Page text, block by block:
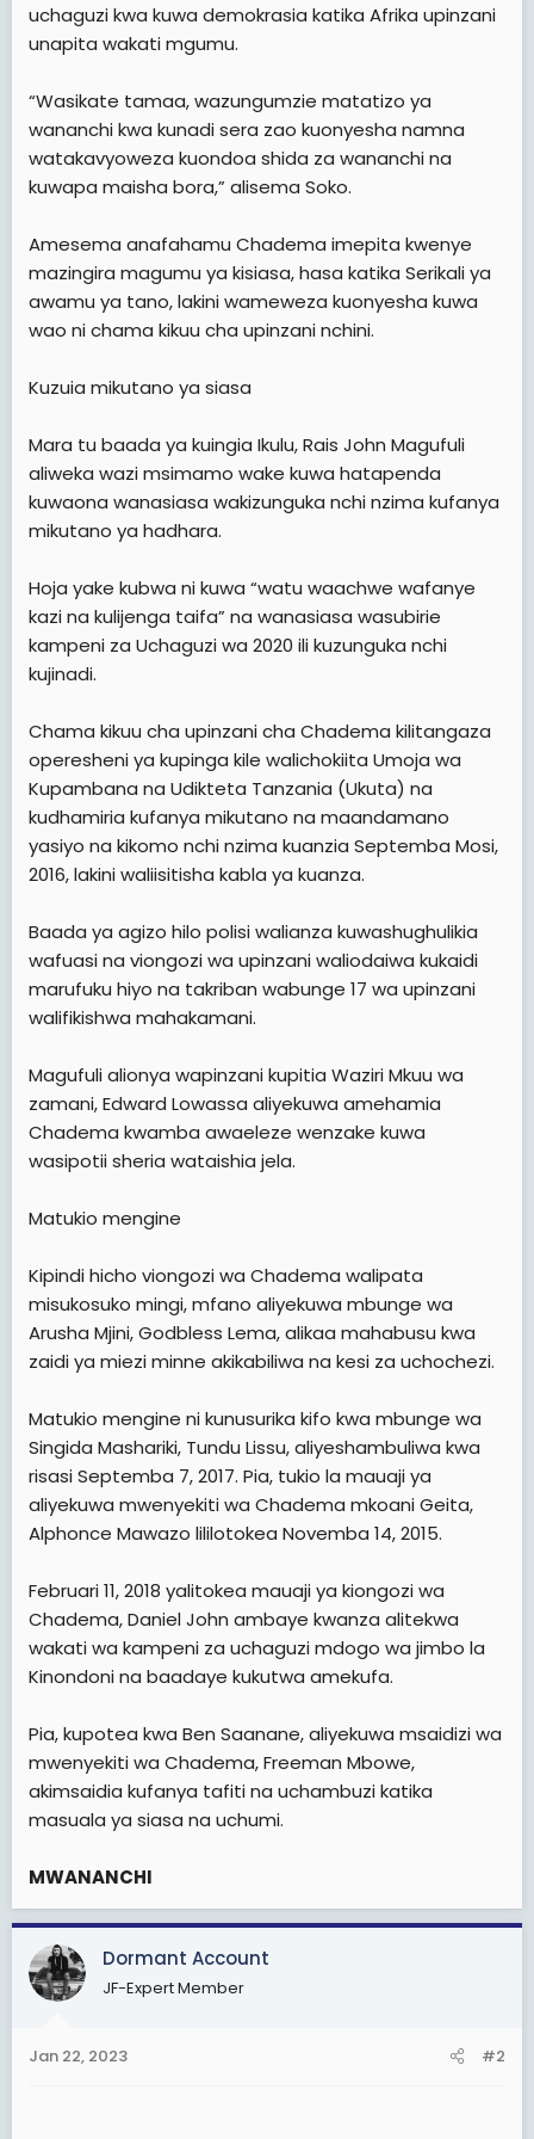
uchaguzi kwa kuwa demokrasia katika Afrika upinzani
unapita wakati mgumu.
“Wasikate tamaa, wazungumzie matatizo ya
wananchi kwa kunadi sera zao kuonyesha namna
watakavyoweza kuondoa shida za wananchi na
kuwapa maisha bora,” alisema Soko.
Amesema anafahamu Chadema imepita kwenye
mazingira magumu ya kisiasa, hasa katika Serikali ya
awamu ya tano, lakini wameweza kuonyesha kuwa
wao ni chama kikuu cha upinzani nchini.
Kuzuia mikutano ya siasa
Mara tu baada ya kuingia Ikulu, Rais John Magufuli
aliweka wazi msimamo wake kuwa hatapenda
kuwaona wanasiasa wakizunguka nchi nzima kufanya
mikutano ya hadhara.
Hoja yake kubwa ni kuwa “watu waachwe wafanye
kazi na kulijenga taifa” na wanasiasa wasubirie
kampeni za Uchaguzi wa 2020 ili kuzunguka nchi
kujinadi.
Chama kikuu cha upinzani cha Chadema kilitangaza
operesheni ya kupinga kile walichokiita Umoja wa
Kupambana na Udikteta Tanzania (Ukuta) na
kudhamiria kufanya mikutano na maandamano
yasiyo na kikomo nchi nzima kuanzia Septemba Mosi,
2016, lakini waliisitisha kabla ya kuanza.
Baada ya agizo hilo polisi walianza kuwashughulikia
wafuasi na viongozi wa upinzani waliodaiwa kukaidi
marufuku hiyo na takriban wabunge 17 wa upinzani
walifikishwa mahakamani.
Magufuli alionya wapinzani kupitia Waziri Mkuu wa
zamani, Edward Lowassa aliyekuwa amehamia
Chadema kwamba awaeleze wenzake kuwa
wasipotii sheria wataishia jela.
Matukio mengine
Kipindi hicho viongozi wa Chadema walipata
misukosuko mingi, mfano aliyekuwa mbunge wa
Arusha Mjini, Godbless Lema, alikaa mahabusu kwa
zaidi ya miezi minne akikabiliwa na kesi za uchochezi.
Matukio mengine ni kunusurika kifo kwa mbunge wa
Singida Mashariki, Tundu Lissu, aliyeshambuliwa kwa
risasi Septemba 7, 2017. Pia, tukio la mauaji ya
aliyekuwa mwenyekiti wa Chadema mkoani Geita,
Alphonce Mawazo lililotokea Novemba 14, 2015.
Februari 11, 2018 yalitokea mauaji ya kiongozi wa
Chadema, Daniel John ambaye kwanza alitekwa
wakati wa kampeni za uchaguzi mdogo wa jimbo la
Kinondoni na baadaye kukutwa amekufa.
Pia, kupotea kwa Ben Saanane, aliyekuwa msaidizi wa
mwenyekiti wa Chadema, Freeman Mbowe,
akimsaidia kufanya tafiti na uchambuzi katika
masuala ya siasa na uchumi.
MWANANCHI
Dormant Account
JF-Expert Member
Jan 22, 2023 #2